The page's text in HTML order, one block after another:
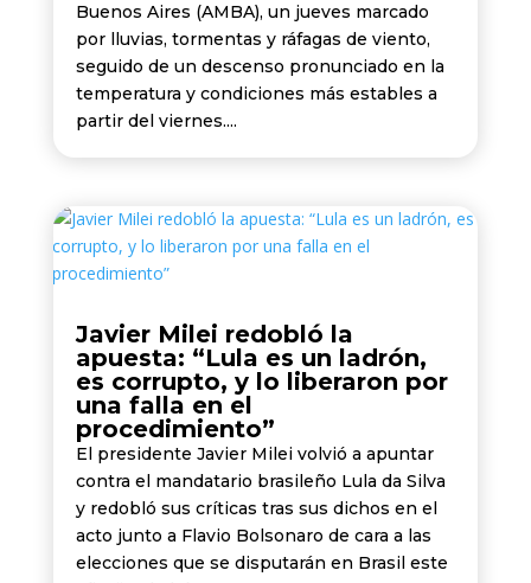
Buenos Aires (AMBA), un jueves marcado
por lluvias, tormentas y ráfagas de viento,
seguido de un descenso pronunciado en la
temperatura y condiciones más estables a
partir del viernes....
Javier Milei redobló la
apuesta: “Lula es un ladrón,
es corrupto, y lo liberaron por
una falla en el
procedimiento”
El presidente Javier Milei volvió a apuntar
contra el mandatario brasileño Lula da Silva
y redobló sus críticas tras sus dichos en el
acto junto a Flavio Bolsonaro de cara a las
elecciones que se disputarán en Brasil este